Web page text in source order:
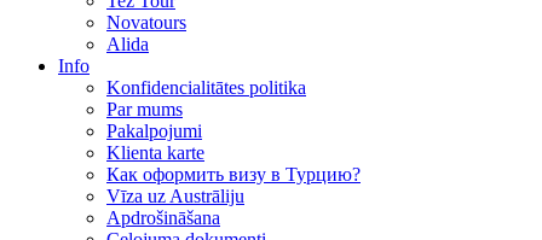
Novatours
Alida
Info
Konfidencialitātes politika
Par mums
Рakalpojumi
Klienta karte
Как оформить визу в Турцию?
Vīza uz Austrāliju
Apdrošināšana